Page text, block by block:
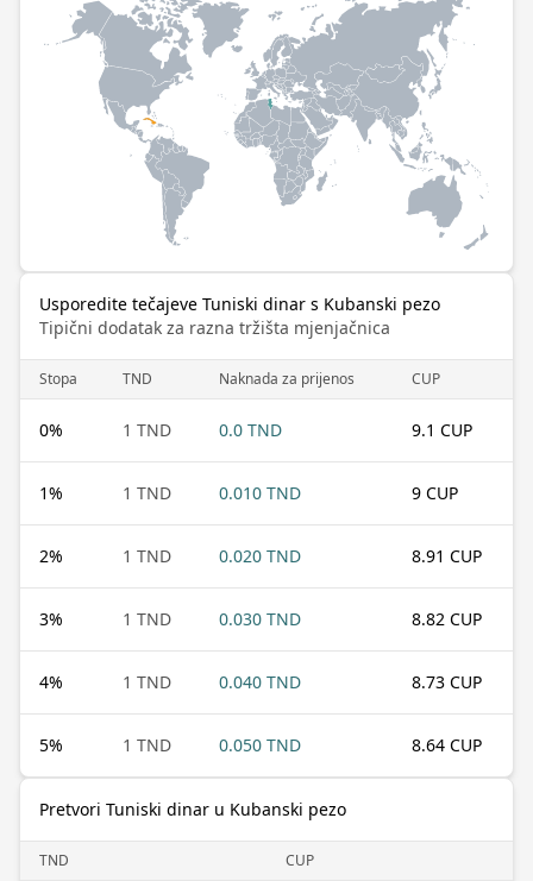
Usporedite tečajeve Tuniski dinar s Kubanski pezo
Tipični dodatak za razna tržišta mjenjačnica
Stopa TND Naknada za prijenos CUP
0% 1 TND 0.0 TND 9.1 CUP
1% 1 TND 0.010 TND 9 CUP
2% 1 TND 0.020 TND 8.91 CUP
3% 1 TND 0.030 TND 8.82 CUP
4% 1 TND 0.040 TND 8.73 CUP
5% 1 TND 0.050 TND 8.64 CUP
Pretvori Tuniski dinar u Kubanski pezo
TND CUP